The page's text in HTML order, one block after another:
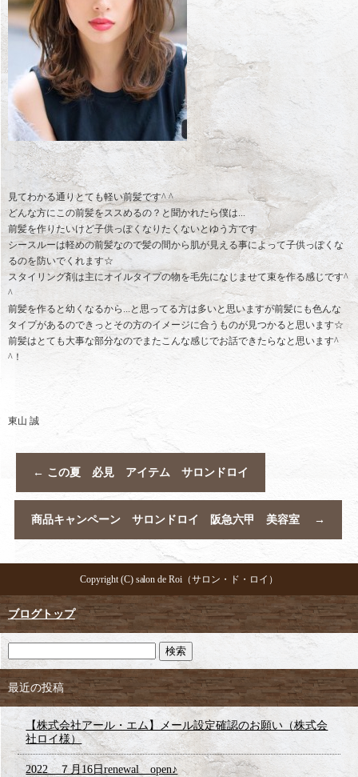
見てわかる通りとても軽い前髪です^ ^
どんな方にこの前髪をススめるの？と聞かれたら僕は...
前髪を作りたいけど子供っぽくなりたくないとゆう方です
シースルーは軽めの前髪なので髪の間から肌が見える事によって子供っぽくな
るのを防いでくれます☆
スタイリング剤は主にオイルタイプの物を毛先になじませて束を作る感じです^
^
前髪を作ると幼くなるから...と思ってる方は多いと思いますが前髪にも色んな
タイプがあるのできっとその方のイメージに合うものが見つかると思います☆
前髪はとても大事な部分なのでまたこんな感じでお話できたらなと思います^
^！
東山 誠
← この夏 必見 アイテム サロンドロイ
商品キャンペーン サロンドロイ 阪急六甲 美容室 →
Copyright (C) salon de Roi（サロン・ド・ロイ）
ブログトップ
最近の投稿
【株式会社アール・エム】メール設定確認のお願い（株式会
社ロイ様）
2022 ７月16日renewal open♪